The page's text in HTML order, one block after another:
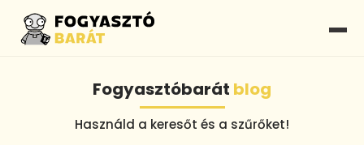
Fogyasztóbarát blog
Használd a keresőt és a szűrőket!